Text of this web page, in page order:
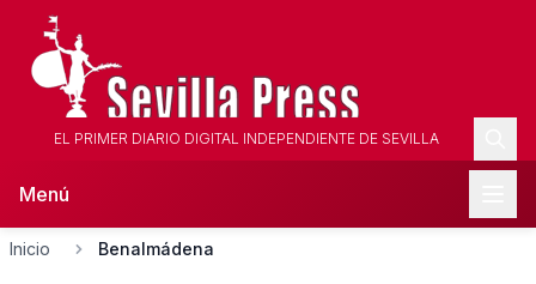
EL PRIMER DIARIO DIGITAL INDEPENDIENTE DE SEVILLA
Menú
Inicio Benalmádena